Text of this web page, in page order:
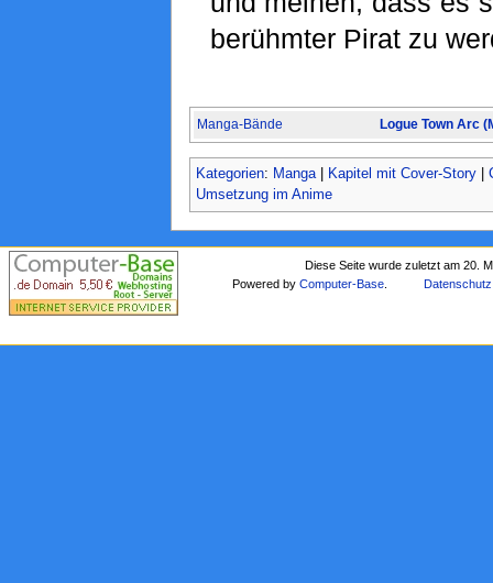
berühmter Pirat zu
Manga-Bände Logue Town Arc
Kategorien: Manga| Kapitel mit Cover-Story|
Umsetzung im Anime
Diese Seite wurde zuletzt am 20.
Powered byComputer-Base Datenschutz